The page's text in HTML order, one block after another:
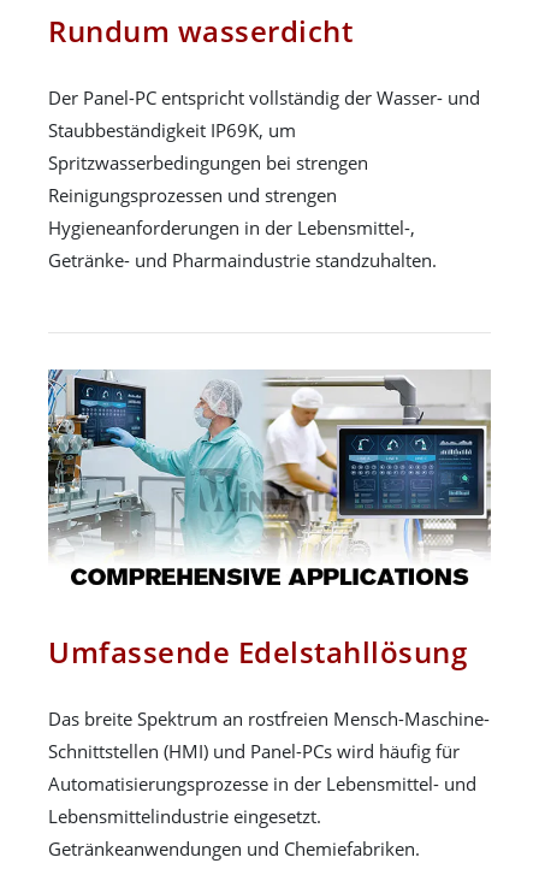
Rundum wasserdicht
Der Panel-PC entspricht vollständig der Wasser- und
Staubbeständigkeit IP69K, um
Spritzwasserbedingungen bei strengen
Reinigungsprozessen und strengen
Hygieneanforderungen in der Lebensmittel-,
Getränke- und Pharmaindustrie standzuhalten.
Umfassende Edelstahllösung
Das breite Spektrum an rostfreien Mensch-Maschine-
Schnittstellen (HMI) und Panel-PCs wird häufig für
Automatisierungsprozesse in der Lebensmittel- und
Lebensmittelindustrie eingesetzt.
Getränkeanwendungen und Chemiefabriken.